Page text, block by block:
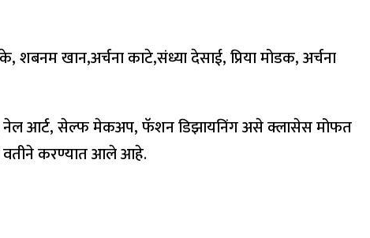
खान,अर्चना काटे,संध्या देसाई, प्रिया मोडक, अर्चना
नेल आर्ट, सेल्फ मेकअप, फॅशन डिझायनिंग असे क्लासेस मोफत
वतीने करण्यात आले आहे.